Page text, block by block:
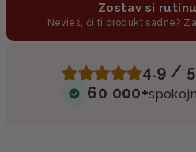
Zostav si
Nevieš, či ti produkt sadne?
4.9 / 5
60 000+